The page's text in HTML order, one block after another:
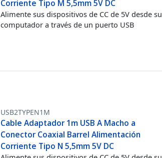
Corriente Tipo M 5,5mm 5V DC
Alimente sus dispositivos de CC de 5V desde su
computador a través de un puerto USB
USB2TYPEN1M
Cable Adaptador 1m USB A Macho a
Conector Coaxial Barrel Alimentación
Corriente Tipo N 5,5mm 5V DC